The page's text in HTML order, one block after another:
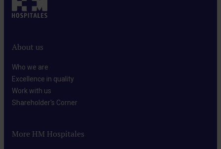
al llegar a la unidad.
No haber donado en las últimas 8 semanas.
Además, debes saber que las mujeres pueden donar
sangre hasta 3 veces al año, mientras que los hombres
pueden hacerlo hasta 4 veces.
About us
Who we are​
Excellence in quality​
Work with us​
Shareholder's Corner​
More HM Hospitales